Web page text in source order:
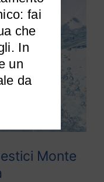
Monte
che
In
un
da